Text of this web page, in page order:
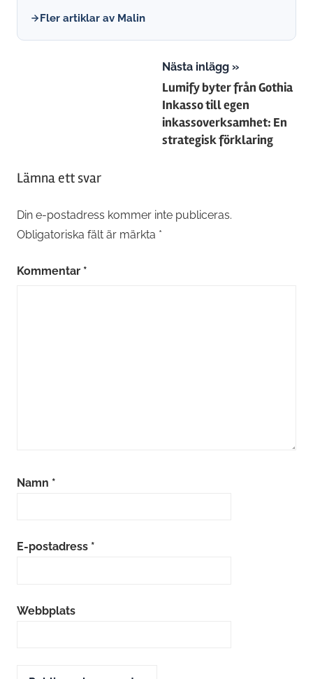
Fler artiklar av Malin
InläggsnavigeringNästa inlägg
Lumify byter från Gothia
Inkasso till egen
inkassoverksamhet: En
strategisk förklaring
Lämna ett svar
Din e-postadress kommer inte publiceras.
Obligatoriska fält är märkta *
Kommentar *
Namn *
E-postadress *
Webbplats